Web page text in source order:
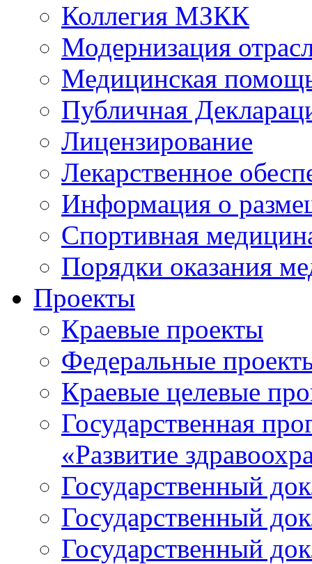
Коллегия МЗКК
Модернизация
Медицинская
Публичная
Лицензирование
Лекарственное
Информация о
Спортивная
Порядки оказания
Проекты
Краевые проекты
Федеральные
Краевые целевые
Государственная
«Развитие
Государственный
Государственный
Государственный